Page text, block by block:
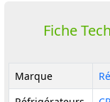
Fiche
Marque